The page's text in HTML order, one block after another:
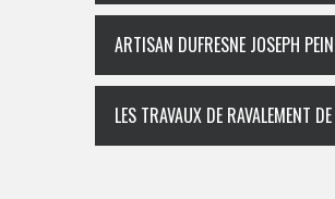
ARTISAN DUFRESNE JOSEPH
LES TRAVAUX DE RAVALEMENT